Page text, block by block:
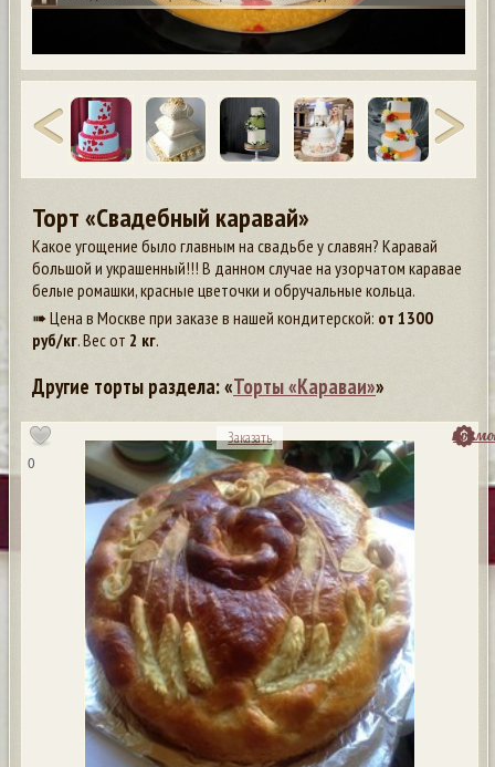
Торт «Свадебный каравай»
Какое угощение было главным на свадьбе у славян? Каравай
большой и украшенный!!! В данном случае на узорчатом каравае
белые ромашки, красные цветочки и обручальные кольца.
➠ Цена в Москве при заказе в нашей кондитерской: от 1300
руб/кг. Вес от 2 кг.
Другие торты раздела: «Торты «Караваи»»
0
Заказать